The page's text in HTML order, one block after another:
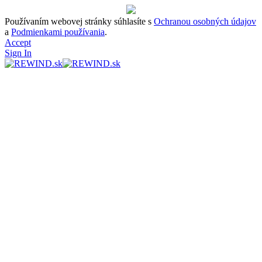
Používaním webovej stránky súhlasíte s Ochranou osobných údajov
a Podmienkami používania.
Accept
Sign In